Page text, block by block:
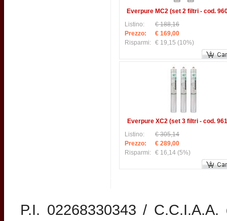
Everpure MC2 (set 2 filtri - cod.
Listino:
€ 188,16
Prezzo:
€ 169,00
Risparmi: € 19,15 (10%)
Everpure XC2 (set 3 filtri - cod.
Listino:
€ 305,14
Prezzo:
€ 289,00
Risparmi: € 16,14 (5%)
P.I. 02268330343 /